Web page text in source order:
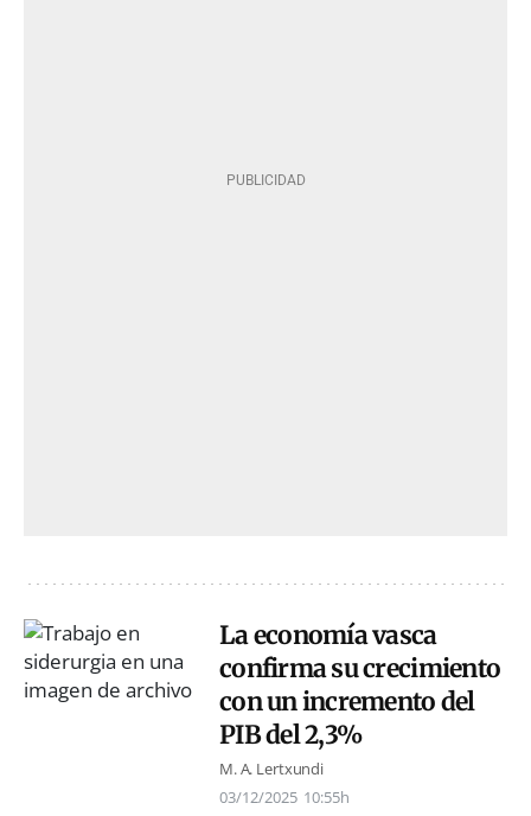
La economía vasca
confirma su crecimiento
con un incremento del
PIB del 2,3%
M. A. Lertxundi
03/12/2025 10:55h